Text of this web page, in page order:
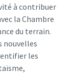
à contribuer
la Chambre
du terrain.​
nouvelles
les